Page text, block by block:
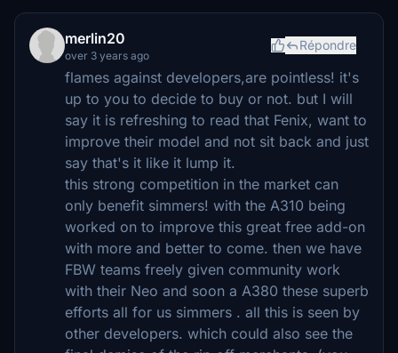
merlin20
over 3 years ago
Répondre
flames against developers,are pointless! it's
up to you to decide to buy or not. but I will
say it is refreshing to read that Fenix, want to
improve their model and not sit back and just
say that's it like it lump it.
this strong competition in the market can
only benefit simmers! with the A310 being
worked on to improve this great free add-on
with more and better to come. then we have
FBW teams freely given community work
with their Neo and soon a A380 these superb
efforts all for us simmers . all this is seen by
other developers. which could also see the